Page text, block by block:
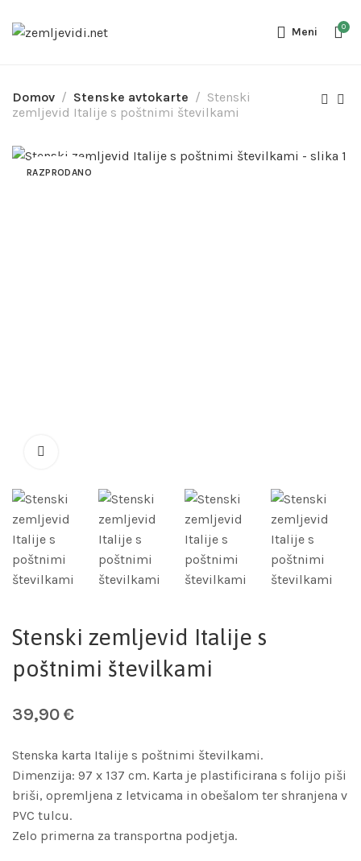
Meni 0
Domov Stenske avtokarte
Stenski
zemljevid Italije s poštnimi številkami
RAZPRODANO
Stenski zemljevid Italije s
poštnimi številkami
39,90€
Stenska karta Italije s poštnimi številkami.
Dimenzija: 97 x 137 cm. Karta je plastificirana s folijo piši
briši, opremljena z letvicama in obešalom ter shranjena v
PVC tulcu.
Zelo primerna za transportna podjetja.